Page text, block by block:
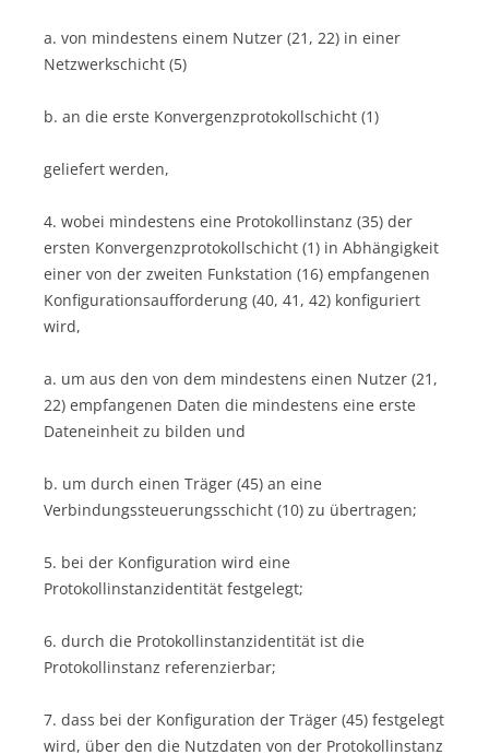
a. von mindestens einem Nutzer (21, 22) in einer
Netzwerkschicht (5)
b. an die erste Konvergenzprotokollschicht (1)
geliefert werden,
4. wobei mindestens eine Protokollinstanz (35) der
ersten Konvergenzprotokollschicht (1) in Abhängigkeit
einer von der zweiten Funkstation (16) empfangenen
Konfigurationsaufforderung (40, 41, 42) konfiguriert
wird,
a. um aus den von dem mindestens einen Nutzer (21,
22) empfangenen Daten die mindestens eine erste
Dateneinheit zu bilden und
b. um durch einen Träger (45) an eine
Verbindungssteuerungsschicht (10) zu übertragen;
5. bei der Konfiguration wird eine
Protokollinstanzidentität festgelegt;
6. durch die Protokollinstanzidentität ist die
Protokollinstanz referenzierbar;
7. dass bei der Konfiguration der Träger (45) festgelegt
wird, über den die Nutzdaten von der Protokollinstanz